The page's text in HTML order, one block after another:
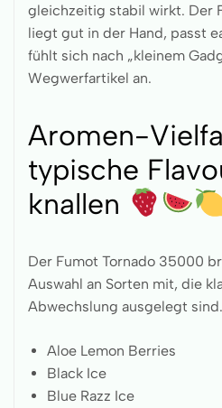
gleichzeitig stabil wirkt. Der
liegt gut in der Hand, passt
fühlt sich nach „kleinem
Wegwerfartikel an.
Aromen-
typische
knallen
Der Fumot Tornado 35000
Auswahl an Sorten mit, die
Abwechslung ausgelegt sind.
Aloe Lemon Berries
Black Ice
Blue Razz Ice